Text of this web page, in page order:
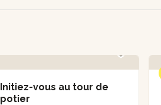
Initiez-vous au tour de
potier